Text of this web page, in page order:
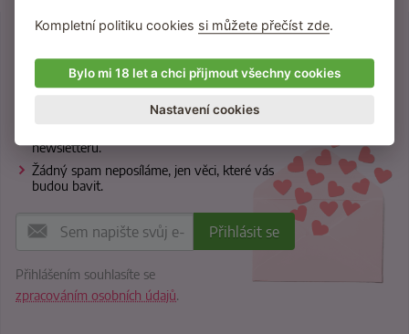
Přihlaste se do newsletteru
Inspirace, tipy a vychytávky na lepší sex.
newsletteru.
Žádný spam neposíláme, jen věci, které vás
budou bavit.
Přihlášením souhlasíte se
zpracováním osobních údajů.
Kompletní politiku cookies si můžete přečíst zde.
Bylo mi 18 let a chci přijmout všechny cookies
Nastavení cookies